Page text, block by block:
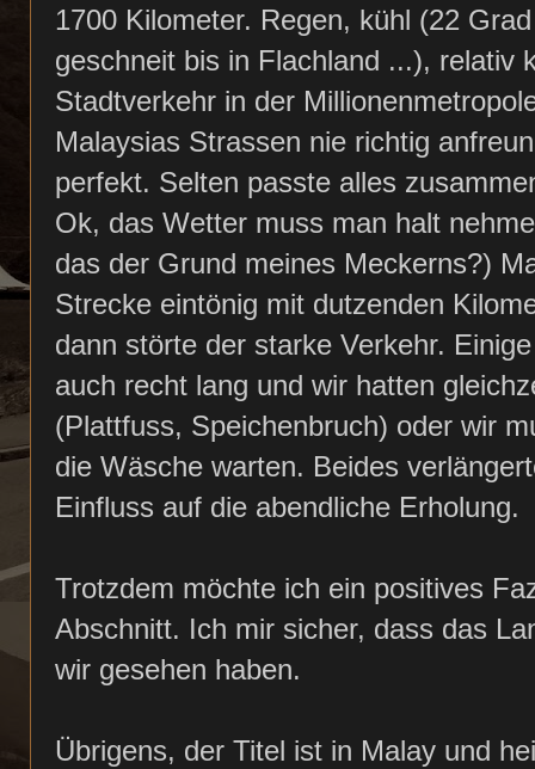
1700 Kilometer. Regen, kühl (22
geschneit bis in Flachland ...), relativ
Stadtverkehr in der
Malaysias Strassen nie richtig
perfekt. Selten passte alles
Ok, das Wetter muss man halt
das der Grund meines Meckerns?)
Strecke eintönig mit dutzenden
dann störte der starke Verkehr.
auch recht lang und wir hatten
(Plattfuss, Speichenbruch) oder wir
die Wäsche warten. Beides
Einfluss auf die abendliche Erholung.
Trotzdem möchte ich ein positives
Abschnitt. Ich mir sicher, dass das
wir gesehen haben.
Übrigens, der Titel ist in Malay und